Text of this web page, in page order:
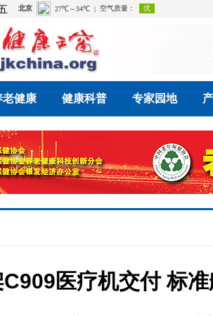
老健康 健康科普 专家园地
医疗机交付 标